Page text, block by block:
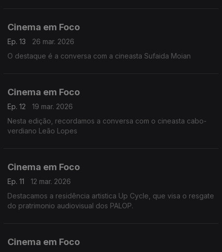
Cinema em Foco
Ep. 13
26 mar. 2026
O destaque é a conversa com a cineasta Sufaida Moian
Cinema em Foco
Ep. 12
19 mar. 2026
Nesta edição, recordamos a conversa com o cineasta cabo-
verdiano Leão Lopes
Cinema em Foco
Ep. 11
12 mar. 2026
Destacamos a residência artistica Up Cycle, que visa o resgate
do pratrimonio audiovisual dos PALOP.
Cinema em Foco